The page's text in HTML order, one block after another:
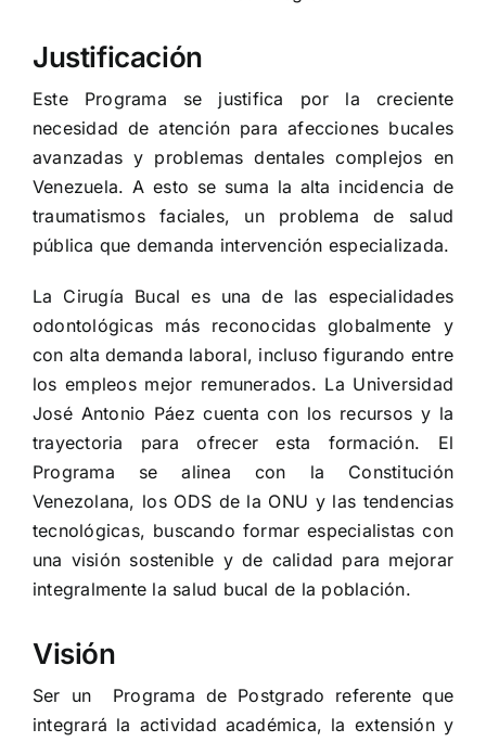
Justificación
Este Programa se justifica por la creciente
necesidad de atención para afecciones bucales
avanzadas y problemas dentales complejos en
Venezuela. A esto se suma la alta incidencia de
traumatismos faciales, un problema de salud
pública que demanda intervención especializada.
La Cirugía Bucal es una de las especialidades
odontológicas más reconocidas globalmente y
con alta demanda laboral, incluso figurando entre
los empleos mejor remunerados. La Universidad
José Antonio Páez cuenta con los recursos y la
trayectoria para ofrecer esta formación. El
Programa se alinea con la Constitución
Venezolana, los ODS de la ONU y las tendencias
tecnológicas, buscando formar especialistas con
una visión sostenible y de calidad para mejorar
integralmente la salud bucal de la población.
Visión
Ser un Programa de Postgrado referente que
integrará la actividad académica, la extensión y